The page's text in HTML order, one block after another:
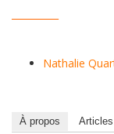
Nathalie
À propos